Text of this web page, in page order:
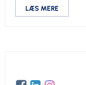
LÆS MERE